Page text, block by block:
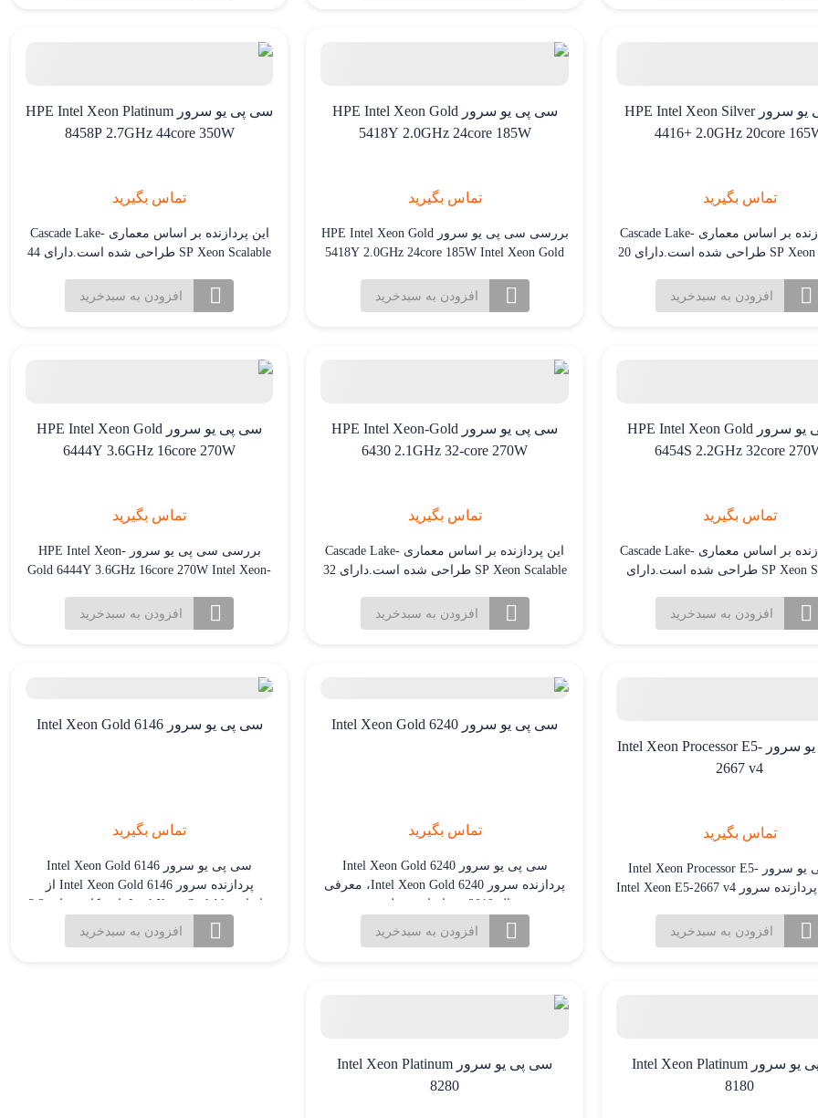
سی پی یو سرور HPE Intel Xeon Silver
4416+ 2.0GHz 20core
تماس بگیرید
این پردازنده بر اساس معماری Cascade Lake-
SP Xeon Scalable طراحی شده است.دارای 20
در کاربردهای چند رشته ای و پردازش
موازی. فرکانس پایه 2.0 گیگاهرتز که با
افزودن به سبدخرید
سی پی یو سرور HPE Intel Xeon Gold
5418Y 2.0GHz 24core 185W
تماس بگیرید
بررسی سی پی یو سرور HPE Intel Xeon Gold
5418Y 2.0GHz 24core 185W Intel Xeon Gold
که برای کاربردهای سرور و محاسبات شدید
طراحی شده است. سوکت این پردازنده به
افزودن به سبدخرید
سی پی یو سرور HPE Intel Xeon Platinum
8458P 2.7GHz 44core 350W
تماس بگیرید
این پردازنده بر اساس معماری Cascade Lake-
SP Xeon Scalable طراحی شده است.دارای 44
بالا در کاربردهای چند رشته ای و پردازش
موازی. فرکانس پایه 2.7 گیگاهرتز که با
افزودن به سبدخرید
سی پی یو سرور HPE Intel Xeon Gold
6454S 2.2GHz 32core
تماس بگیرید
این پردازنده بر اساس معماری Cascade Lake-
SP Xeon Scalable طراحی شده است.دارای
در کاربردهای چند رشته ای و پردازش
موازی. فرکانس پایه 2.2 گیگاهرتز که با
افزودن به سبدخرید
سی پی یو سرور HPE Intel Xeon-Gold
6430 2.1GHz 32-core 270W
تماس بگیرید
این پردازنده بر اساس معماری Cascade Lake-
SP Xeon Scalable طراحی شده است.دارای 32
بالا در کاربردهای چند رشته ای و پردازش
موازی. فرکانس پایه 2.1 گیگاهرتز که با
افزودن به سبدخرید
سی پی یو سرور HPE Intel Xeon Gold
6444Y 3.6GHz 16core 270W
تماس بگیرید
بررسی سی پی یو سرور HPE Intel Xeon-
Gold 6444Y 3.6GHz 16core 270W Intel Xeon-
برای استفاده در سرورهای سازمانی طراحی
شده است. این پردازنده بخشی از خانواده
افزودن به سبدخرید
سی پی یو سرور Intel Xeon Processor E5-
2667 v4
تماس بگیرید
سی پی یو سرور Intel Xeon Processor E5-
2667 v4 پردازنده سرور Intel Xeon E5-2667 v4
بزرگ Intel تولید شده است. این پردازنده به
در سرورهای رک مونت و تاور نسل
افزودن به سبدخرید
سی پی یو سرور Intel Xeon Gold 6240
تماس بگیرید
سی پی یو سرور Intel Xeon Gold 6240
پردازنده سرور Intel Xeon Gold 6240، معرفی
شده در سال 2019، بر اساس مدل پیشین خود
یعنی 6140 طراحی شده است. این پردازنده از
افزودن به سبدخرید
سی پی یو سرور Intel Xeon Gold 6146
تماس بگیرید
سی پی یو سرور Intel Xeon Gold 6146
پردازنده سرور Intel Xeon Gold 6146 از
خانواده Intel Xeon Scalable با فرکانس پایه 3.2
افزودن به سبدخرید
سی پی یو سرور Intel Xeon Platinum
8180
سی پی یو سرور Intel Xeon Platinum
8280